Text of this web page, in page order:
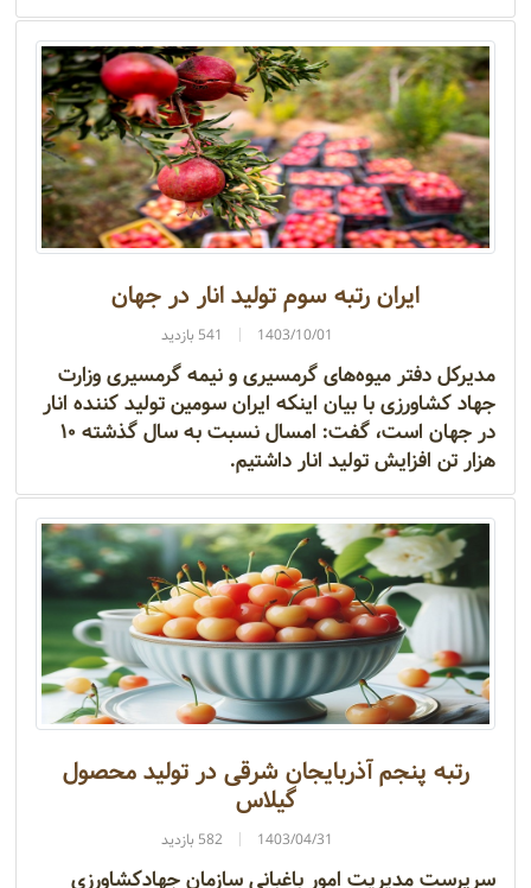
ایران رتبه سوم تولید انار در جهان
1403/10/01 541 بازدید
مدیرکل دفتر میوه‌های گرمسیری و نیمه‌ گرمسیری وزارت
جهاد کشاورزی با بیان اینکه ایران سومین تولید کننده انار
در جهان است، گفت: امسال نسبت به سال گذشته ۱۰
هزار تن افزایش تولید انار داشتیم.
رتبه پنجم آذربایجان شرقی در تولید محصول
گیلاس
1403/04/31 582 بازدید
سرپرست مدیریت امور باغبانی سازمان جهادکشاورزی